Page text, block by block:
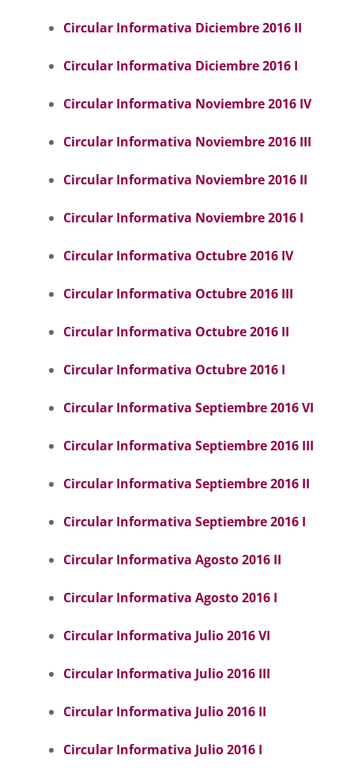
Circular Informativa Diciembre 2016 II
Circular Informativa Diciembre 2016 I
Circular Informativa Noviembre 2016 IV
Circular Informativa Noviembre 2016 III
Circular Informativa Noviembre 2016 II
Circular Informativa Noviembre 2016 I
Circular Informativa Octubre 2016 IV
Circular Informativa Octubre 2016 III
Circular Informativa Octubre 2016 II
Circular Informativa Octubre 2016 I
Circular Informativa Septiembre 2016 VI
Circular Informativa Septiembre 2016 III
Circular Informativa Septiembre 2016 II
Circular Informativa Septiembre 2016 I
Circular Informativa Agosto 2016 II
Circular Informativa Agosto 2016 I
Circular Informativa Julio 2016 VI
Circular Informativa Julio 2016 III
Circular Informativa Julio 2016 II
Circular Informativa Julio 2016 I